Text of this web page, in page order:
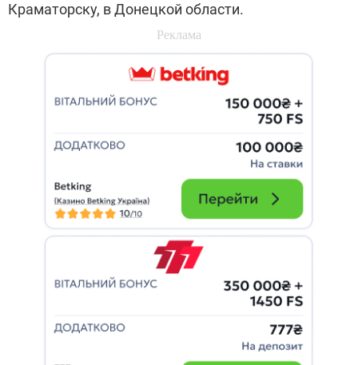
Краматорску, в Донецкой области.